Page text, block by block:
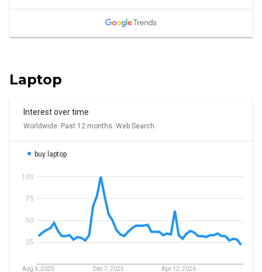
Laptop